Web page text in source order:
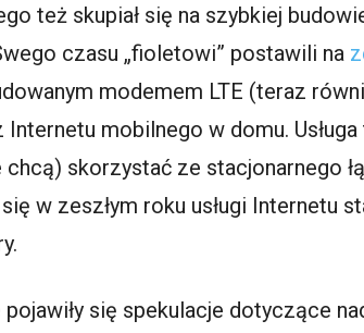
też skupiał się na szybkiej
czasu „fioletowi” postawili na
modemem LTE (teraz
mobilnego w domu.
skorzystać ze stacjonarnego
w zeszłym roku usługi Internetu
się spekulacje dotyczące